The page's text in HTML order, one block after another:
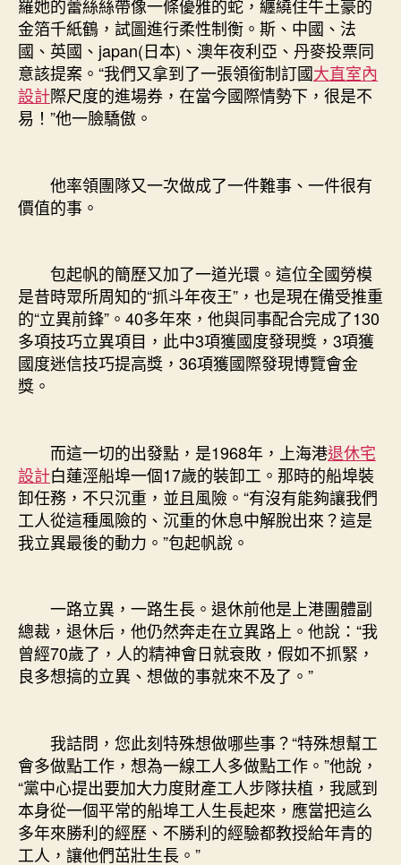
羅她的蕾絲絲帶像一條優雅的蛇，纏繞住牛土豪的
金箔千紙鶴，試圖進行柔性制衡。斯、中國、法
國、英國、japan(日本)、澳年夜利亞、丹麥投票同
意該提案。“我們又拿到了一張領銜制訂國大直室內
設計際尺度的進場券，在當今國際情勢下，很是不
易！”他一臉驕傲。
他率領團隊又一次做成了一件難事、一件很有
價值的事。
包起帆的簡歷又加了一道光環。這位全國勞模
是昔時眾所周知的“抓斗年夜王”，也是現在備受推重
的“立異前鋒”。40多年來，他與同事配合完成了130
多項技巧立異項目，此中3項獲國度發現獎，3項獲
國度迷信技巧提高獎，36項獲國際發現博覽會金
獎。
而這一切的出發點，是1968年，上海港退休宅
設計白蓮涇船埠一個17歲的裝卸工。那時的船埠裝
卸任務，不只沉重，並且風險。“有沒有能夠讓我們
工人從這種風險的、沉重的休息中解脫出來？這是
我立異最後的動力。”包起帆說。
一路立異，一路生長。退休前他是上港團體副
總裁，退休后，他仍然奔走在立異路上。他說：“我
曾經70歲了，人的精神會日就衰敗，假如不抓緊，
良多想搞的立異、想做的事就來不及了。”
我詰問，您此刻特殊想做哪些事？“特殊想幫工
會多做點工作，想為一線工人多做點工作。”他說，
“黨中心提出要加大力度財產工人步隊扶植，我感到
本身從一個平常的船埠工人生長起來，應當把這么
多年來勝利的經歷、不勝利的經驗都教授給年青的
工人，讓他們茁壯生長。”